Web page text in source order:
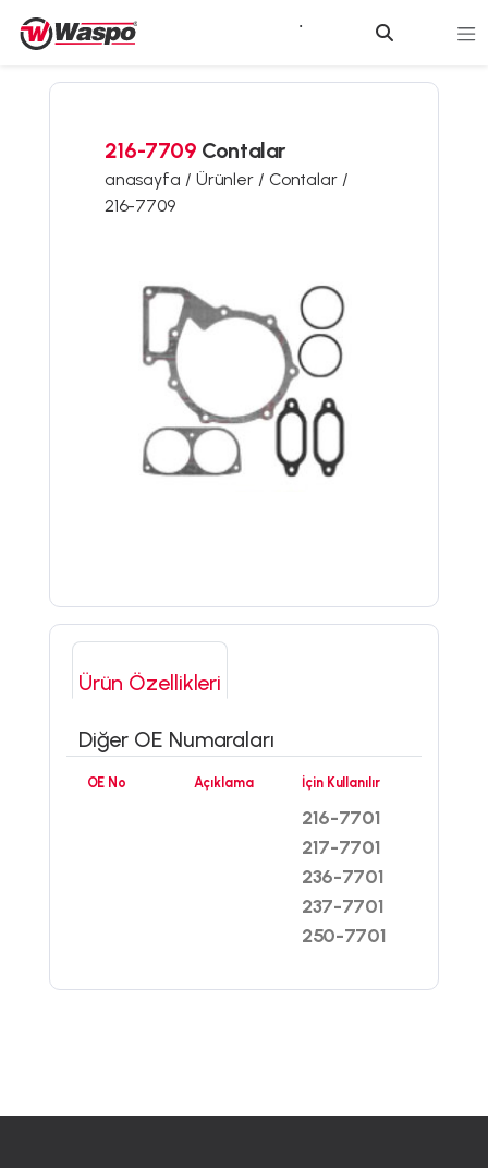
216-7709 Contalar
anasayfa / Ürünler / Contalar /
216-7709
Ürün Özellikleri
Diğer OE Numaraları
OE No Açıklama İçin Kullanılır
216-7701
217-7701
236-7701
237-7701
250-7701